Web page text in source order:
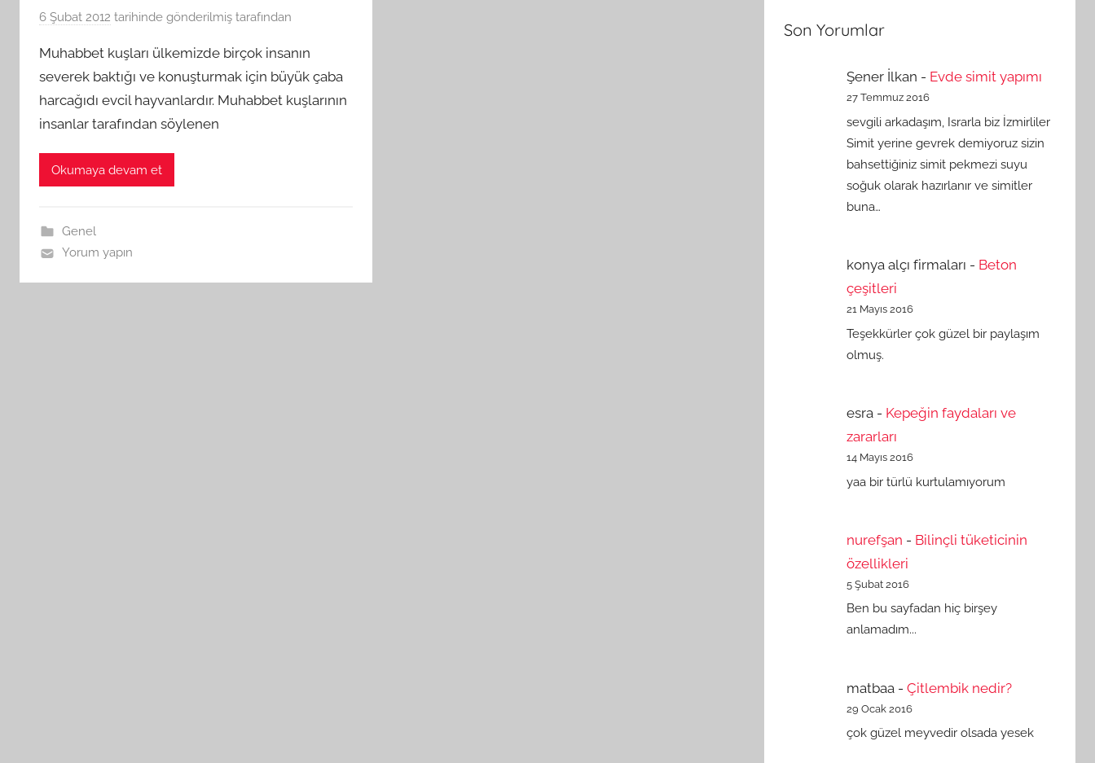
6 Şubat 2012 tarihinde gönderilmiş tarafından
Muhabbet kuşları ülkemizde birçok insanın
severek baktığı ve konuşturmak için büyük çaba
harcağıdı evcil hayvanlardır. Muhabbet kuşlarının
insanlar tarafından söylenen
Okumaya devam et
Genel
Yorum yapın
Son Yorumlar
Şener İlkan - Evde simit yapımı
27 Temmuz 2016
sevgili arkadaşım, Israrla biz İzmirliler
Simit yerine gevrek demiyoruz sizin
bahsettiğiniz simit pekmezi suyu
soğuk olarak hazırlanır ve simitler
buna…
konya alçı firmaları - Beton
çeşitleri
21 Mayıs 2016
Teşekkürler çok güzel bir paylaşım
olmuş.
esra- Kepeğin faydaları ve
zararları
14 Mayıs 2016
yaa bir türlü kurtulamıyorum
nurefşan - Bilinçli tüketicinin
özellikleri
5 Şubat 2016
Ben bu sayfadan hiç birşey
anlamadım...
matbaa- Çitlembik nedir?
29 Ocak 2016
çok güzel meyvedir olsada yesek